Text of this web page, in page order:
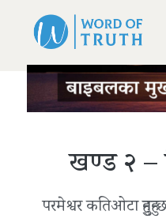
खण्ड २ –
परमेश्वर कतिओटा